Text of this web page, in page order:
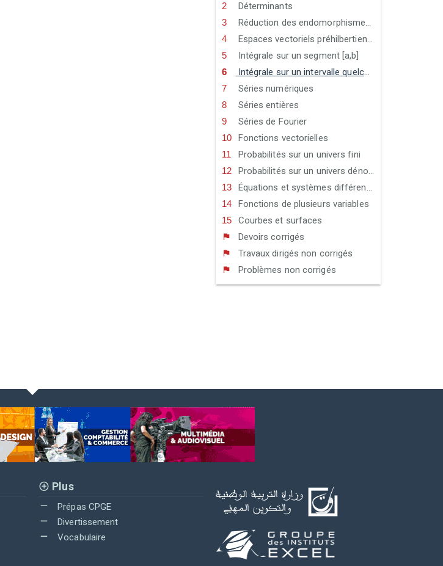
Déterminants
Réduction des endomorphismes en dimension finie
Espaces vectoriels préhilbertiens et euclidiens
Intégrale sur un segment [a,b]
Intégrale sur un intervalle quelconque
Séries numériques
Séries entières
Séries de Fourier
Fonctions vectorielles
Probabilités sur un univers fini
Probabilités sur un univers dénombrable
Équations et systèmes différentiels
Fonctions de plusieurs variables
Courbes et surfaces
Devoirs corrigés
Travaux dirigés non corrigés
Problèmes non corrigés
Plus
Prépas CPGE
Divertissement
Vocabulaire